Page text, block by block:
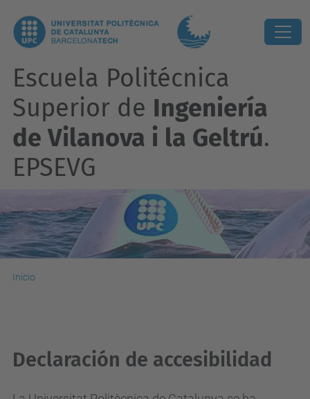
Escuela Politécnica
Superior de Ingeniería
de Vilanova i la Geltrú.
EPSEVG
Inicio
Declaración de accesibilidad